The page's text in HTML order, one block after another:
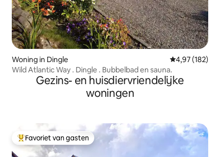
Woning in Dingle Gemiddelde
4,97 (182)
Wild Atlantic Way . Dingle . Bubbelbad en sauna.
Gezins- en huisdiervriendelijke
woningen
Topfavoriet van gasten
Favoriet van gasten